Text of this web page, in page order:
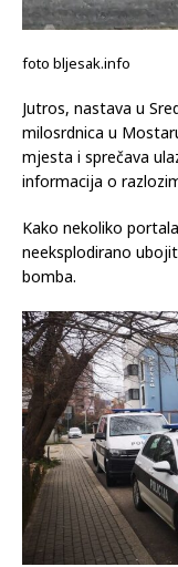
foto bljesak.info
Jutros, nastava u
milosrdnica u
mjesta i sprečava
informacija o
Kako nekoliko
neeksplodirano
bomba.